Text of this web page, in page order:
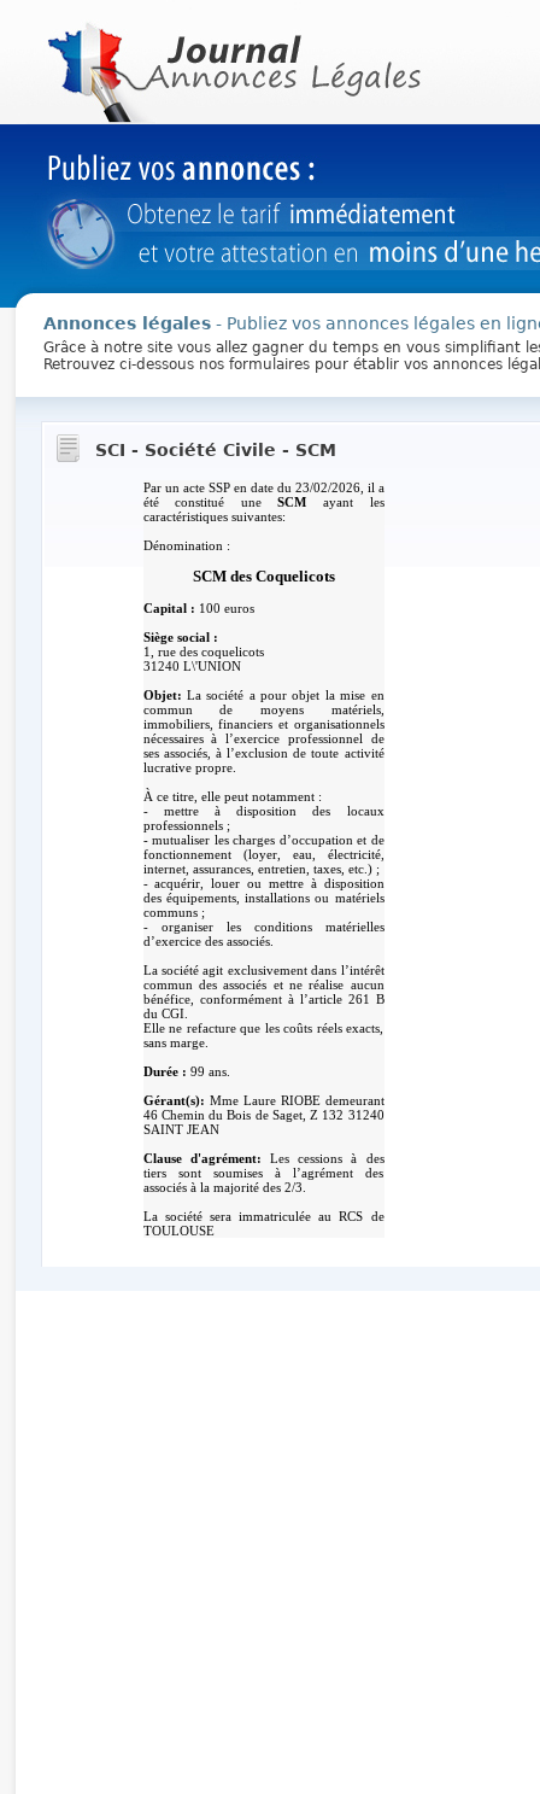
Annonces légales- Publiez vos annonces légales en
Grâce à notre site vous allez gagner du temps en vous simplifiant
Retrouvez ci-dessous nos formulaires pour établir vos annonces
SCI - Société Civile - SCM
Par un acte SSP en date du 23/02/2026, il a
été constitué uneSCM ayant les
caractéristiques suivantes:
Dénomination :
SCM des Coquelicots
Capital : 100 euros
Siège social :
1, rue des coquelicots
31240 L\'UNION
Objet: La société a pour objet la mise en
commun de moyens matériels,
immobiliers, financiers et organisationnels
nécessaires à l’exercice professionnel de
ses associés, à l’exclusion de toute activité
lucrative propre.
À ce titre, elle peut notamment :
- mettre à disposition des locaux
professionnels ;
- mutualiser les charges d’occupation et de
fonctionnement (loyer, eau, électricité,
internet, assurances, entretien, taxes, etc.) ;
- acquérir, louer ou mettre à disposition
des équipements, installations ou matériels
communs ;
- organiser les conditions matérielles
d’exercice des associés.
La société agit exclusivement dans l’intérêt
commun des associés et ne réalise aucun
bénéfice, conformément à l’article 261 B
du CGI.
Elle ne refacture que les coûts réels exacts,
sans marge.
Durée : 99 ans.
Gérant(s): Mme Laure RIOBE demeurant
46 Chemin du Bois de Saget, Z 132 31240
SAINT JEAN
Clause d'agrément: Les cessions à des
tiers sont soumises à l’agrément des
associés à la majorité des 2/3.
La société sera immatriculée au RCS de
TOULOUSE